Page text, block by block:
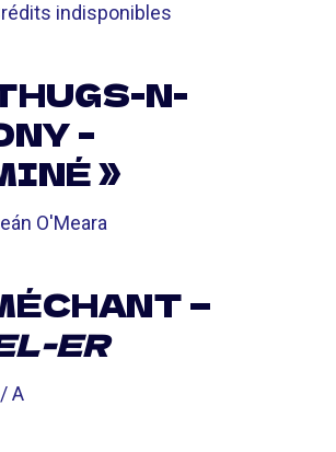
indisponibles
N-
–
»
O'Meara
—
ER
A